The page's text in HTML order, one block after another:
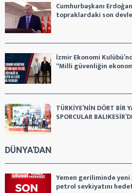
Cumhurbaşkanı
topraklardaki son
İzmir Ekonomi
“Milli güvenliğin
TÜRKİYE’NİN DÖRT BİR
SPORCULAR
DÜNYA'DAN
Yemen geriliminde
petrol sevkiyatını